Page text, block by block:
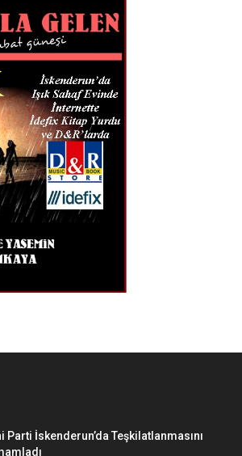
Parti İskenderun’da Teşkilatlanmasını